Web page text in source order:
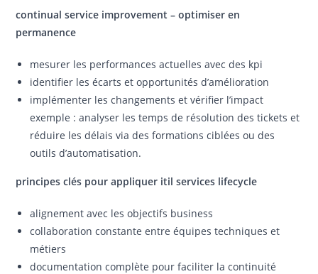
continual service improvement – optimiser en
permanence
mesurer les performances actuelles avec des kpi
identifier les écarts et opportunités d’amélioration
implémenter les changements et vérifier l’impact
exemple : analyser les temps de résolution des tickets et
réduire les délais via des formations ciblées ou des
outils d’automatisation.
principes clés pour appliquer itil services lifecycle
alignement avec les objectifs business
collaboration constante entre équipes techniques et
métiers
documentation complète pour faciliter la continuité